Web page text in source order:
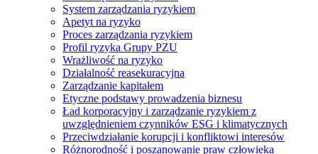
System zarządzania ryzykiem
Apetyt na ryzyko
Proces zarządzania ryzykiem
Profil ryzyka Grupy PZU
Wrażliwość na ryzyko
Działalność reasekuracyjna
Zarządzanie kapitałem
Etyczne podstawy prowadzenia biznesu
Ład korporacyjny i zarządzanie ryzykiem z
uwzględnieniem czynników ESG i klimatycznych
Przeciwdziałanie korupcji i konfliktowi interesów
Różnorodność i poszanowanie praw człowieka